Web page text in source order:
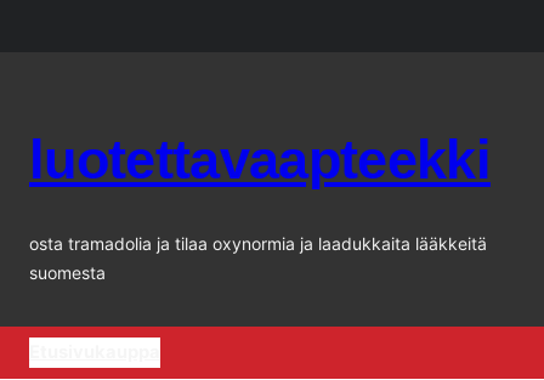
luotettavaapteekki
osta tramadolia ja tilaa oxynormia ja laadukkaita lääkkeitä
suomesta